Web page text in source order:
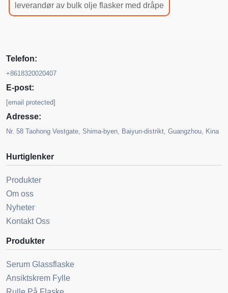
leverandør av bulk olje flasker med dråpe
Telefon:
+8618320020407
E-post:
[email protected]
Adresse:
Nr. 58 Taohong Vestgate, Shima-byen, Baiyun-distrikt, Guangzhou, Kina
Hurtiglenker
Produkter
Om oss
Nyheter
Kontakt Oss
Produkter
Serum Glassflaske
Ansiktskrem Fylle